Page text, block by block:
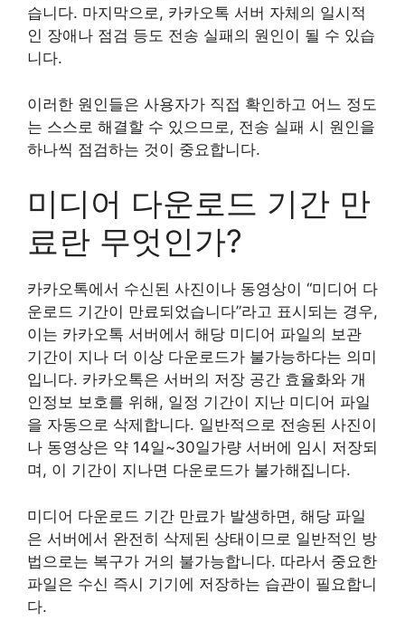
습니다. 마지막으로, 카카오톡 서버 자체의 일시적
인 장애나 점검 등도 전송 실패의 원인이 될 수 있습
니다.
이러한 원인들은 사용자가 직접 확인하고 어느 정도
는 스스로 해결할 수 있으므로, 전송 실패 시 원인을
하나씩 점검하는 것이 중요합니다.
미디어 다운로드 기간 만
료란 무엇인가?
카카오톡에서 수신된 사진이나 동영상이 “미디어 다
운로드 기간이 만료되었습니다”라고 표시되는 경우,
이는 카카오톡 서버에서 해당 미디어 파일의 보관
기간이 지나 더 이상 다운로드가 불가능하다는 의미
입니다. 카카오톡은 서버의 저장 공간 효율화와 개
인정보 보호를 위해, 일정 기간이 지난 미디어 파일
을 자동으로 삭제합니다. 일반적으로 전송된 사진이
나 동영상은 약 14일~30일가량 서버에 임시 저장되
며, 이 기간이 지나면 다운로드가 불가해집니다.
미디어 다운로드 기간 만료가 발생하면, 해당 파일
은 서버에서 완전히 삭제된 상태이므로 일반적인 방
법으로는 복구가 거의 불가능합니다. 따라서 중요한
파일은 수신 즉시 기기에 저장하는 습관이 필요합니
다.